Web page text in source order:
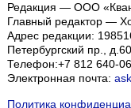
Редакция — ООО
Главный редактор —
Адрес редакции:
Петербургский пр.,
Телефон:+7 812 640-
Электронная почта:
Политика